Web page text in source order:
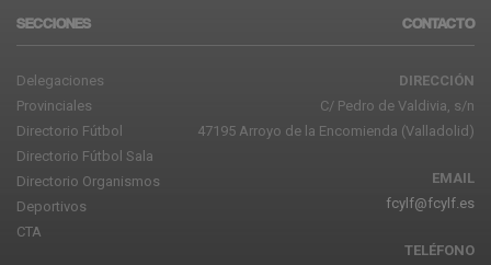
SECCIONES
Delegaciones
Provinciales
Directorio Fútbol
Directorio Fútbol Sala
Directorio Organismos
Deportivos
CTA
CONTACTO
DIRECCIÓN
C/ Pedro de Valdivia, s/n
47195 Arroyo de la Encomienda (Valladolid)
EMAIL
fcylf@fcylf.es
TELÉFONO